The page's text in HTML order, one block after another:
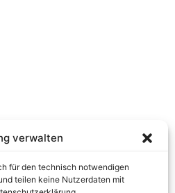
verwalten
für den technisch notwendigen
teilen keine Nutzerdaten mit